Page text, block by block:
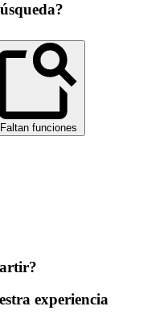
Faltan funciones
experiencia